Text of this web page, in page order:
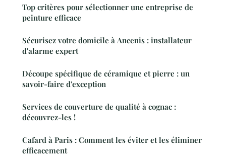
Top critères pour sélectionner une entreprise de
peinture efficace
Sécurisez votre domicile à Ancenis : installateur
d'alarme expert
Découpe spécifique de céramique et pierre : un
savoir-faire d'exception
Services de couverture de qualité à cognac :
découvrez-les !
Cafard à Paris : Comment les éviter et les éliminer
efficacement